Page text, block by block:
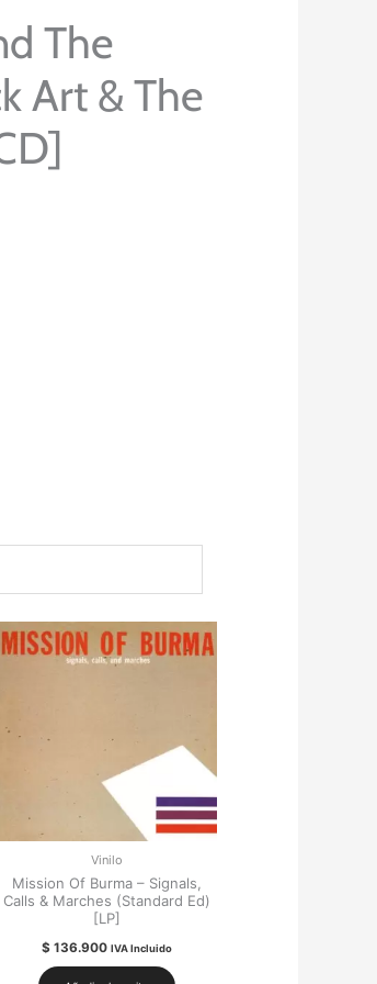
The
Art & The
Vinilo
Mission Of Burma – Signals,
Calls & Marches (Standard Ed)
[LP]
$ 136.900 IVA Incluido